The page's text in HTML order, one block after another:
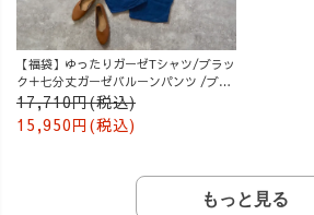
【福袋】ゆったりガーゼTシャツ/ブラッ
ク＋七分丈ガーゼバルーンパンツ /ブル
ー
17,710円(税込)
15,950円(税込)
もっと見る